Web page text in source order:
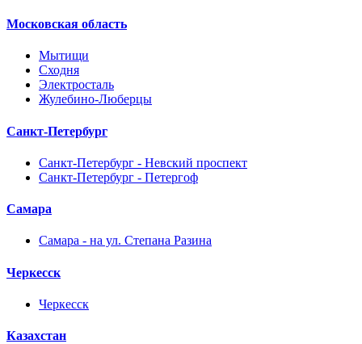
Московская область
Мытищи
Сходня
Электросталь
Жулебино-Люберцы
Санкт-Петербург
Санкт-Петербург - Невский проспект
Санкт-Петербург - Петергоф
Самара
Самара - на ул. Степана Разина
Черкесск
Черкесск
Казахстан